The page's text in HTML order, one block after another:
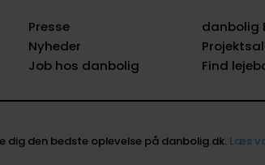
Presse
Nyheder
Job hos danbolig
danbolig
Find
dig den bedste oplevelse på danbolig.dk. Læs